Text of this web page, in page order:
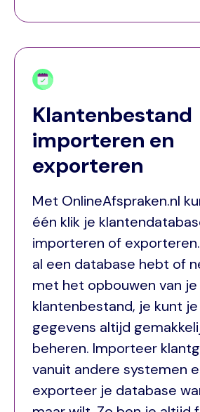
Klantenbestand
importeren en
exporteren
Met OnlineAfspraken.nl
één klik je
importeren of
al een database hebt of
met het opbouwen van je
klantenbestand, je kunt je
gegevens altijd
beheren. Importeer
vanuit andere systemen
exporteer je database